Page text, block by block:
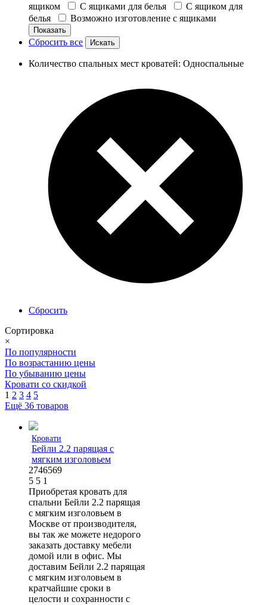
ящиком
С ящиками для белья
С ящиком для
белья
Возможно изготовление с ящиками
Показать
Сбросить все
Количество спальных мест кроватей: Односпальные
Сбросить
Сортировка
×
По популярности
По возрастанию цены
По убыванию цены
Кровати со скидкой
1 2 3 4 5
Ещё 36 товаров
Кровати
Бейли 2.2 парящая с
мягким изголовьем
2746569
5 5 1
Приобретая кровать для
спальни Бейли 2.2 парящая
с мягким изголовьем в
Москве от производителя,
вы так же можете недорого
заказать доставку мебели
домой или в офис. Мы
доставим Бейли 2.2 парящая
с мягким изголовьем в
кратчайшие сроки в
целости и сохранности с